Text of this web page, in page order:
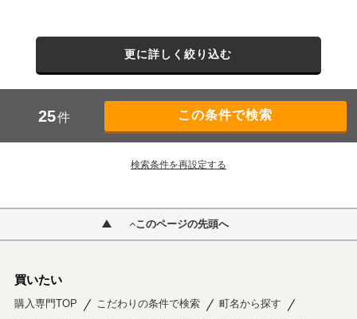
更に詳しく絞り込む
25件
検索条件を再設定する
このページの先頭へ
買いたい
購入専門TOP こだわりの条件で検索
町名から探す